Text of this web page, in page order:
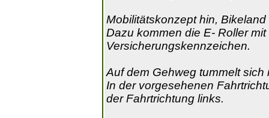
Mobilitätskonzept hin, Bikeland
Dazu kommen die E- Roller
Versicherungskennzeichen.
Auf dem Gehweg tummelt sich
In der vorgesehenen
der Fahrtrichtung links.